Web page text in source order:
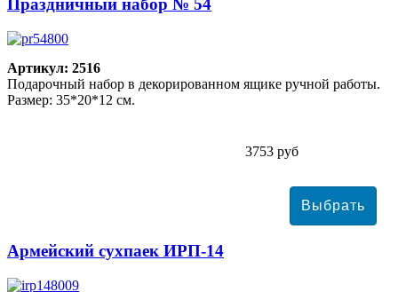
Праздничный набор № 54
Артикул: 2516
Подарочный набор в декорированном ящике ручной работы.
Размер: 35*20*12 см.
3753 руб
Армейский сухпаек ИРП-14